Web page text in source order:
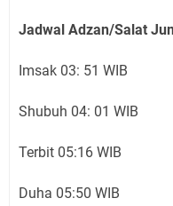
Jadwal Adzan/Salat
Imsak 03: 51 WIB
Shubuh 04: 01 WIB
Terbit 05:16 WIB
Duha 05:50 WIB